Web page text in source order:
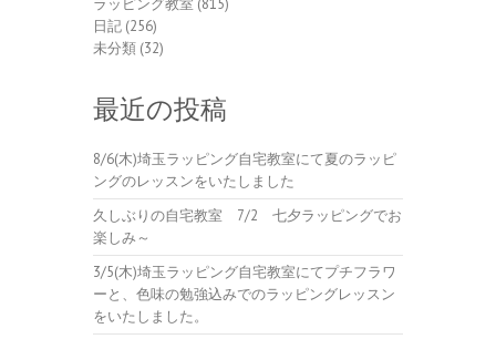
日記 (256)
未分類 (32)
最近の投稿
8/6(木)埼玉ラッピング自宅教室にて夏のラッピ
ングのレッスンをいたしました
久しぶりの自宅教室 7/2 七夕ラッピングでお
楽しみ～
3/5(木)埼玉ラッピング自宅教室にてプチフラワ
ーと、色味の勉強込みでのラッピングレッスン
をいたしました。